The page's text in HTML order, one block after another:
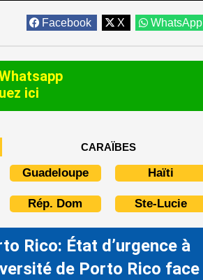
Facebook X WhatsApp
ici
CARAÏBES
Guadeloupe Haïti
Rép. Dom Ste-Lucie
Rico: État d’urgence à
de Porto Rico face